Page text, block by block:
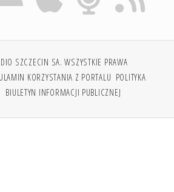
SZCZECIN SA. WSZYSTKIE PRAWA
KORZYSTANIA Z PORTALU POLITYKA
BIULETYN INFORMACJI PUBLICZNEJ